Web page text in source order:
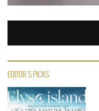
EDITOR'S PICKS